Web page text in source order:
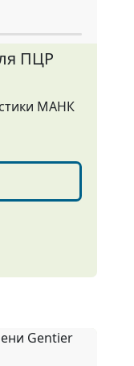
ПЦР
МАНК